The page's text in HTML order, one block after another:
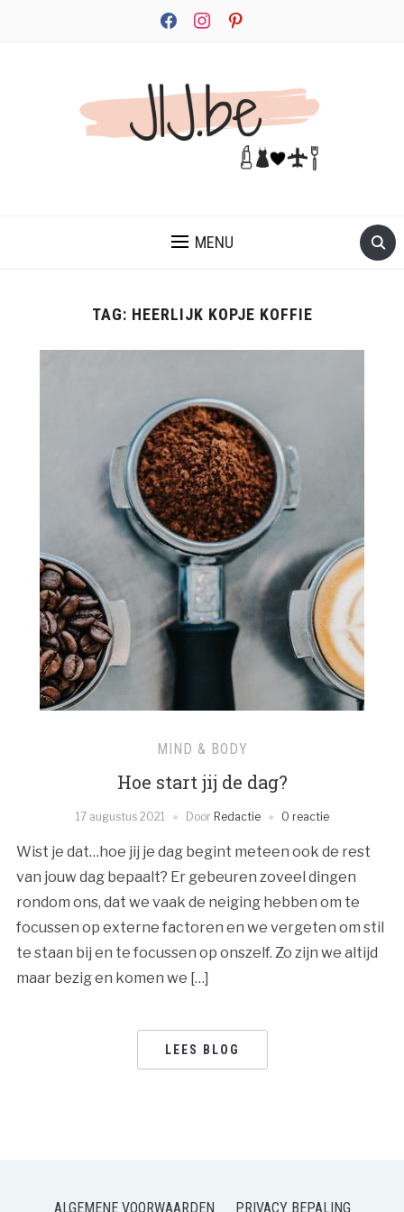
facebookinstagrampinterest
MENU
TAG: HEERLIJK KOPJE KOFFIE
MIND & BODY
Hoe start jij de dag?
17 augustus 2021 Door Redactie 0 reactie
Wist je dat…hoe jij je dag begint meteen ook de rest
van jouw dag bepaalt? Er gebeuren zoveel dingen
rondom ons, dat we vaak de neiging hebben om te
focussen op externe factoren en we vergeten om stil
te staan bij en te focussen op onszelf. Zo zijn we altijd
maar bezig en komen we […]
LEES BLOG
ALGEMENE VOORWAARDEN PRIVACY BEPALING